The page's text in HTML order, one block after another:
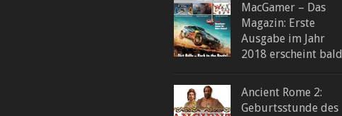
MacGamer – Das
Magazin: Erste
Ausgabe im Jahr
2018 erscheint bald
Ancient Rome 2:
Geburtsstunde des